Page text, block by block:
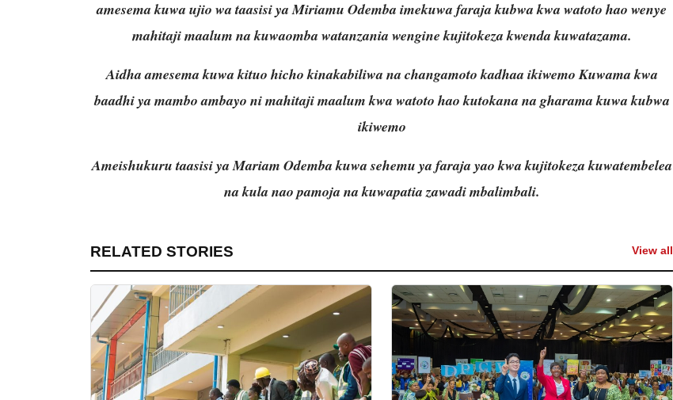
amesema kuwa ujio wa taasisi ya Miriamu Odemba imekuwa faraja kubwa kwa watoto hao wenye
mahitaji maalum na kuwaomba watanzania wengine kujitokeza kwenda kuwatazama.
Aidha amesema kuwa kituo hicho kinakabiliwa na changamoto kadhaa ikiwemo Kuwama kwa
baadhi ya mambo ambayo ni mahitaji maalum kwa watoto hao kutokana na gharama kuwa kubwa
ikiwemo
Ameishukuru taasisi ya Mariam Odemba kuwa sehemu ya faraja yao kwa kujitokeza kuwatembelea
na kula nao pamoja na kuwapatia zawadi mbalimbali.
RELATED STORIES View all